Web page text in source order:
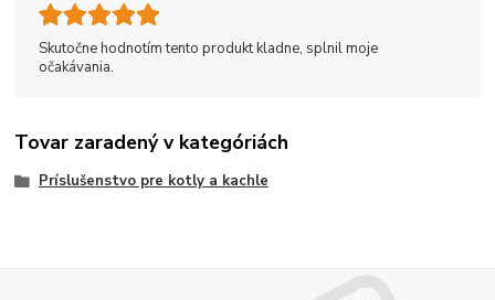
Skutočne hodnotím tento produkt kladne, splnil moje
očakávania.
Tovar zaradený v kategóriách
Príslušenstvo pre kotly a kachle